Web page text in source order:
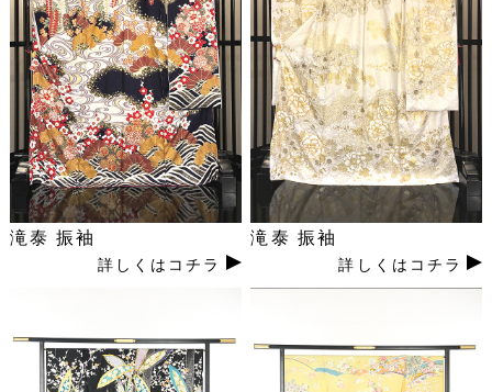
滝泰 振袖
詳しくはコチラ
滝泰 振袖
詳しくはコチラ